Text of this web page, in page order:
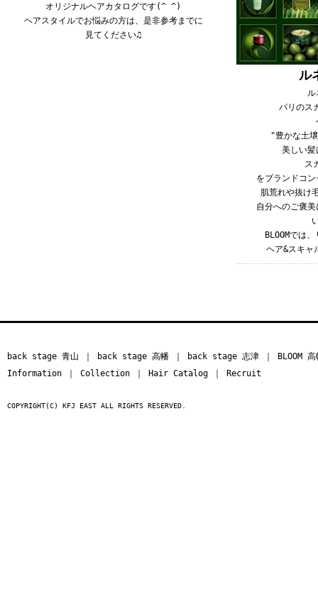
オリジナルヘアカタログです(^ ^)
ヘアスタイルでお悩みの方は、是非参考までに
見てください♫
ル
ル
パリのス
"豊かな土
美しい髪
ス
をブランドコ
肌荒れや抜け
自分へのご褒
BLOOMでは
ヘア&スキャ
back stage 青山 back stage 高幡 back stage 志津
BLOOM
Information
Collection Hair Catalog Recruit
COPYRIGHT(C) KFJ EAST ALL RIGHTS RESERVED.